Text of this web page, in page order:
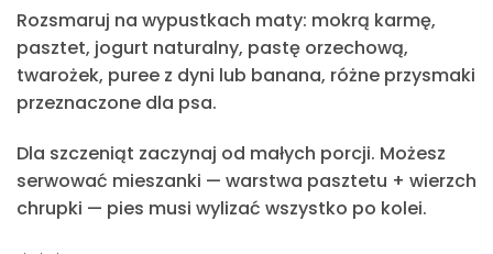
Rozsmaruj na wypustkach maty: mokrą karmę,
pasztet, jogurt naturalny, pastę orzechową,
twarożek, puree z dyni lub banana, różne przysmaki
przeznaczone dla psa.
Dla szczeniąt zaczynaj od małych porcji. Możesz
serwować mieszanki — warstwa pasztetu + wierzch
chrupki — pies musi wylizać wszystko po kolei.